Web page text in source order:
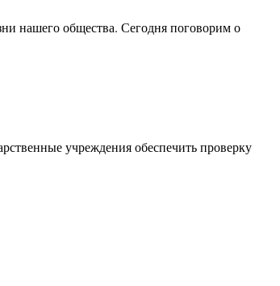
нашего общества. Сегодня поговорим о
учреждения обеспечить проверку